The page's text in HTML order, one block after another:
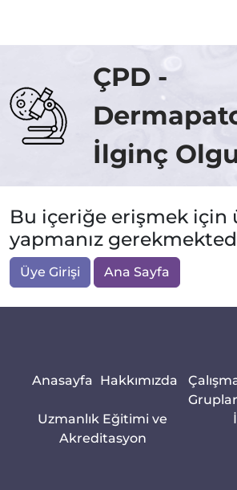
ÇPD -
İlginç
Bu içeriğe erişmek için
yapmanız
Üye Girişi Ana Sayfa
Anasayfa Hakkımızda
Uzmanlık Eğitimi ve
Akreditasyon